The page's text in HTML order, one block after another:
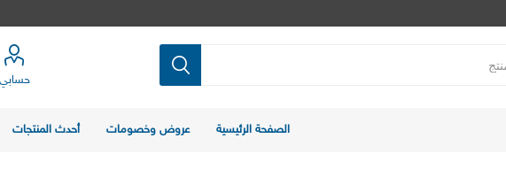
حسابي
الصفحة الرئيسية عروض وخصومات أحدث المنتجات